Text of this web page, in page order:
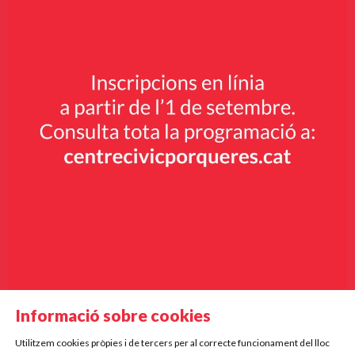
Informació sobre cookies
Utilitzem cookies pròpies i de tercers per al correcte funcionament del lloc